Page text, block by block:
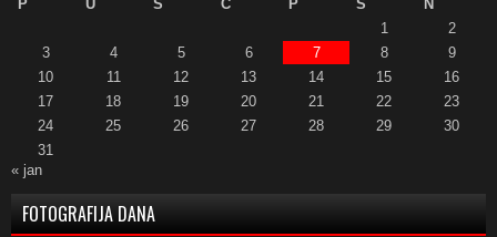
P
U S Č P S
N
1
2
3
4 5 6 7 8
9
10
11 12 13 14 15
16
17
18 19 20 21 22
23
24
25 26 27 28 29
30
31
« jan
FOTOGRAFIJA DANA